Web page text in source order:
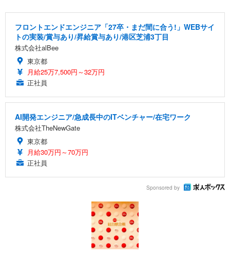
フロントエンドエンジニア「27卒・まだ間に合う!」WEBサイ
トの実装/賞与あり/昇給賞与あり/港区芝浦3丁目
株式会社alBee
東京都
月給25万7,500円～32万円
正社員
AI開発エンジニア/急成長中のITベンチャー/在宅ワーク
株式会社TheNewGate
東京都
月給30万円～70万円
正社員
Sponsored by